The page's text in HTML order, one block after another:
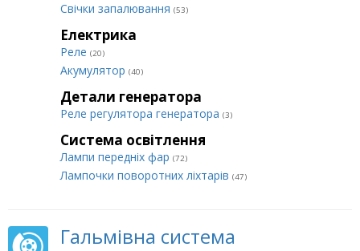
Свічки запалювання (53)
Електрика
Реле (20)
Акумулятор (40)
Детали генератора
Реле регулятора генератора (3)
Система освітлення
Лампи передніх фар (72)
Лампочки поворотних ліхтарів (47)
Гальмівна система